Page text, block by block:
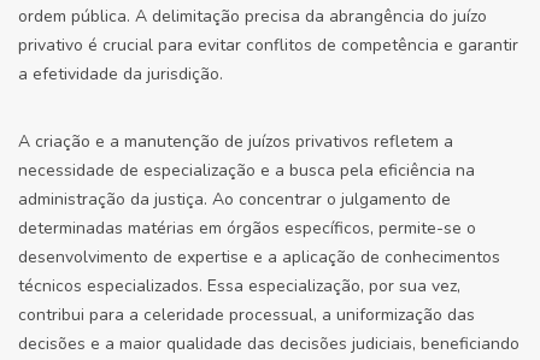
ordem pública. A delimitação precisa da abrangência do juízo
privativo é crucial para evitar conflitos de competência e garantir
a efetividade da jurisdição.
A criação e a manutenção de juízos privativos refletem a
necessidade de especialização e a busca pela eficiência na
administração da justiça. Ao concentrar o julgamento de
determinadas matérias em órgãos específicos, permite-se o
desenvolvimento de expertise e a aplicação de conhecimentos
técnicos especializados. Essa especialização, por sua vez,
contribui para a celeridade processual, a uniformização das
decisões e a maior qualidade das decisões judiciais, beneficiando